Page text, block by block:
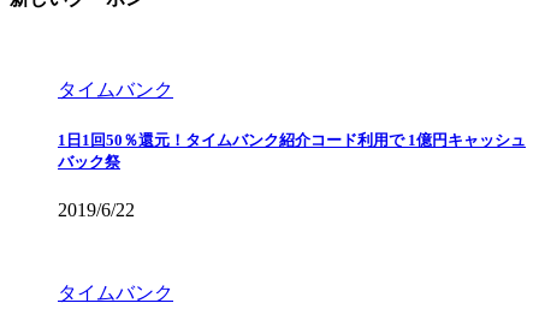
タイムバンク
1日1回50％還元！タイムバンク紹介コード利用で 1億円キャッシュ
バック祭
2019/6/22
タイムバンク